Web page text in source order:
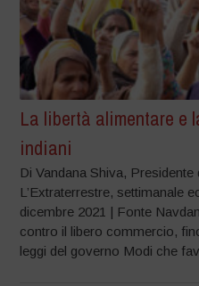
La libertà alimentare e
indiani
Di Vandana Shiva,
L’Extraterrestre, settimanale
dicembre 2021 | Fonte
contro il libero commercio,
leggi del governo Modi che